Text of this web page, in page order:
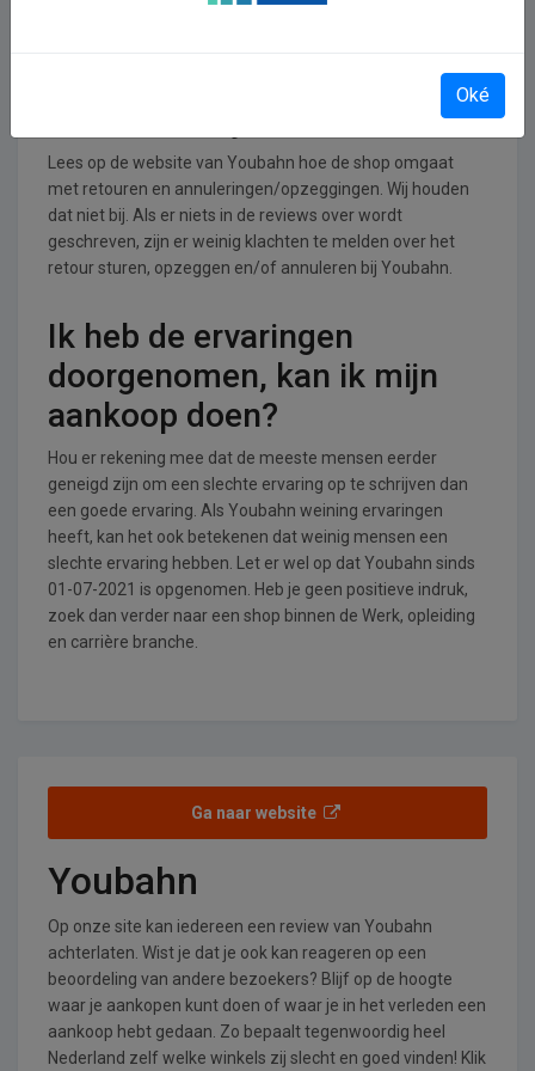
Lees op de website van Youbahn hoe de shop omgaat
met retouren en annuleringen/opzeggingen. Wij houden
dat niet bij. Als er niets in de reviews over wordt
geschreven, zijn er weinig klachten te melden over het
retour sturen, opzeggen en/of annuleren bij Youbahn.
Ik heb de ervaringen
doorgenomen, kan ik mijn
aankoop doen?
Hou er rekening mee dat de meeste mensen eerder
geneigd zijn om een slechte ervaring op te schrijven dan
een goede ervaring. Als Youbahn weining ervaringen
heeft, kan het ook betekenen dat weinig mensen een
slechte ervaring hebben. Let er wel op dat Youbahn sinds
01-07-2021 is opgenomen. Heb je geen positieve indruk,
zoek dan verder naar een shop binnen de Werk, opleiding
en carrière branche.
Ga naar website
Youbahn
Op onze site kan iedereen een review van Youbahn
achterlaten. Wist je dat je ook kan reageren op een
beoordeling van andere bezoekers? Blijf op de hoogte
waar je aankopen kunt doen of waar je in het verleden een
aankoop hebt gedaan. Zo bepaalt tegenwoordig heel
Nederland zelf welke winkels zij slecht en goed vinden! Klik
Oké